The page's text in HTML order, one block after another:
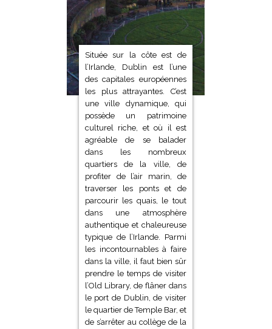
Située sur la côte est de
l’Irlande, Dublin est l’une
des capitales européennes
les plus attrayantes. C’est
une ville dynamique, qui
possède un patrimoine
culturel riche, et où il est
agréable de se balader
dans les nombreux
quartiers de la ville, de
profiter de l’air marin, de
traverser les ponts et de
parcourir les quais, le tout
dans une atmosphère
authentique et chaleureuse
typique de l’Irlande. Parmi
les incontournables à faire
dans la ville, il faut bien sûr
prendre le temps de visiter
l’Old Library, de flâner dans
le port de Dublin, de visiter
le quartier de Temple Bar, et
de s’arrêter au collège de la